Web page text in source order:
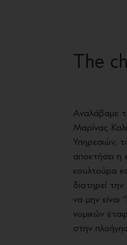
The
Αναλάβαμε
Μαρίνας
Υπηρεσιών,
αποκτήσει
κουλτούρα
διατηρεί
να μην
νομικών
στην